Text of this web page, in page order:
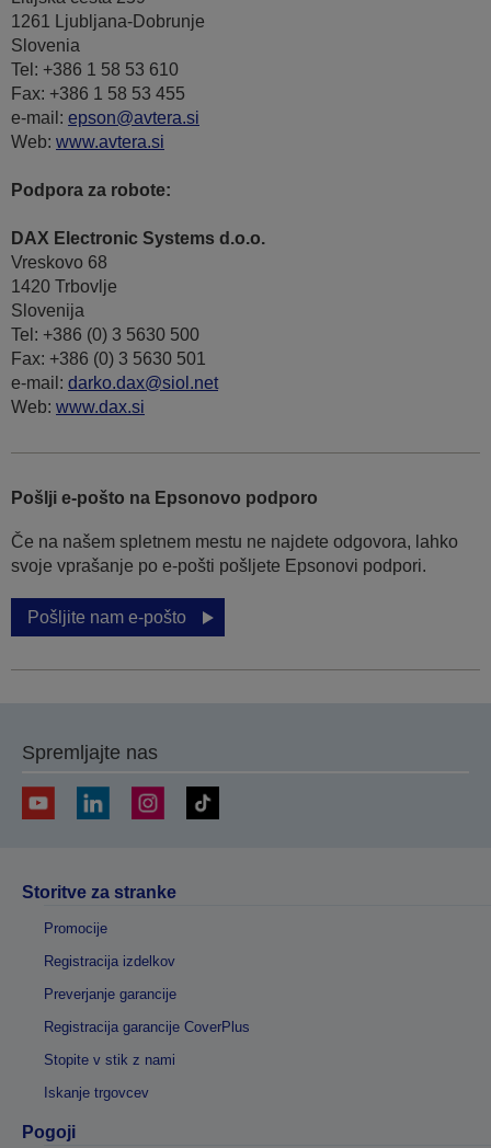
1261 Ljubljana-Dobrunje
Slovenia
Tel: +386 1 58 53 610
Fax: +386 1 58 53 455
e-mail: epson@avtera.si
Web: www.avtera.si
Podpora za robote:
DAX Electronic Systems d.o.o.
Vreskovo 68
1420 Trbovlje
Slovenija
Tel: +386 (0) 3 5630 500
Fax: +386 (0) 3 5630 501
e-mail: darko.dax@siol.net
Web: www.dax.si
Pošlji e-pošto na Epsonovo podporo
Če na našem spletnem mestu ne najdete odgovora, lahko
svoje vprašanje po e-pošti pošljete Epsonovi podpori.
Pošljite nam e-pošto
Spremljajte nas
Storitve za stranke
Promocije
Registracija izdelkov
Preverjanje garancije
Registracija garancije CoverPlus
Stopite v stik z nami
Iskanje trgovcev
Pogoji